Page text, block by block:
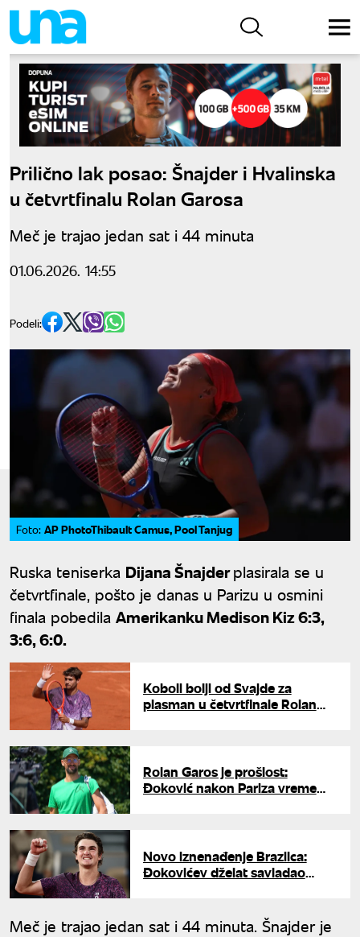
Prilično lak posao: Šnajder i Hvalinska
u četvrtfinalu Rolan Garosa
Meč je trajao jedan sat i 44 minuta
01.06.2026. 14:55
Podeli:
Foto: AP PhotoThibault Camus, Pool Tanjug
Ruska teniserka Dijana Šnajderplasirala se u
četvrtfinale, pošto je danas u Parizu u osmini
finala pobedila Amerikanku Medison Kiz 6:3,
3:6, 6:0.
Koboli bolji od Svajde za
plasman u četvrtfinale Rolan
Rolan Garos je prošlost:
Đoković nakon Pariza vreme
Novo iznenađenje Brazilca:
Đokovićev dželat savladao
Meč je trajao jedan sat i 44 minuta. Šnajder je